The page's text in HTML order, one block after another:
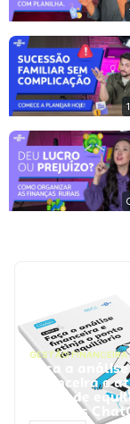
GESTÃO FINANCEIRA
Faça a análise
financeira e
ponto de
Prompts